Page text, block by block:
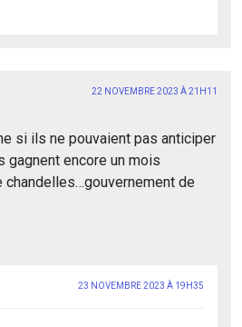
22 NOVEMBRE 2023 À 21H11
si ils ne pouvaient pas anticiper
gagnent encore un mois
de
23 NOVEMBRE 2023 À 19H35